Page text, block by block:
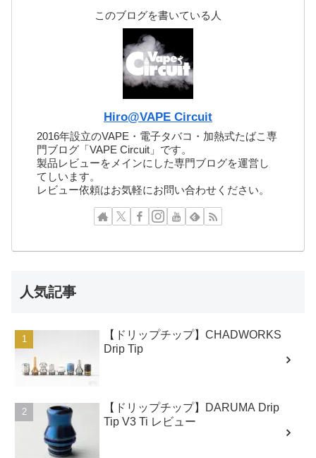
このブログを書いている人
Hiro@VAPE Circuit
2016年設立のVAPE・電子タバコ・加熱式たばこ専
門ブログ「VAPE Circuit」です。
製品レビューをメインにした専門ブログを運営し
てしいます。
レビュー依頼はお気軽にお問い合わせください。
人気記事
【ドリップチップ】CHADWORKS
Drip Tip
【ドリップチップ】DARUMA Drip
Tip V3 Ti レビュー